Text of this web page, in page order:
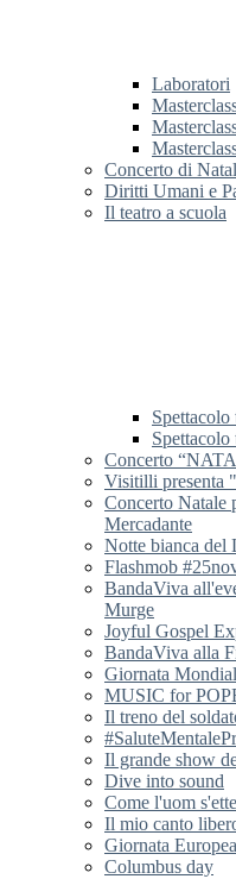
Laboratori
Concerto di
Diritti Umani e
Il teatro a scuola
Spettacolo
Concerto
Visitilli presenta
Concerto Natale
Mercadante
Notte bianca del
Flashmob
BandaViva
Murge
Joyful Gospel
BandaViva alla
Giornata
MUSIC for
Il treno del
Il grande show
Dive into sound
Come l'uom
Il mio canto
Giornata
Columbus day